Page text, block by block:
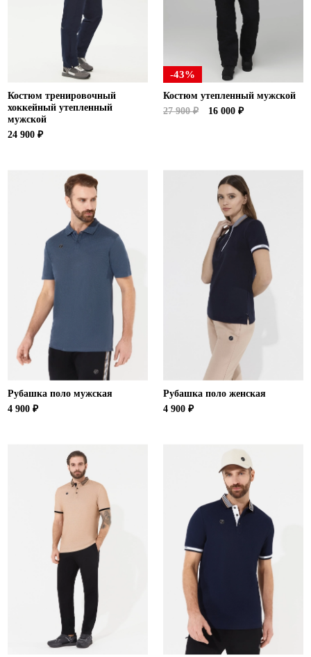
Костюм тренировочный
хоккейный утепленный
мужской
24 900 ₽
-43%
Костюм утепленный мужской
27 900 ₽
16 000 ₽
Рубашка поло мужская
4 900 ₽
Рубашка поло женская
4 900 ₽